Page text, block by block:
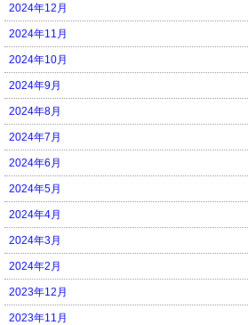
2024年12月
2024年11月
2024年10月
2024年9月
2024年8月
2024年7月
2024年6月
2024年5月
2024年4月
2024年3月
2024年2月
2023年12月
2023年11月